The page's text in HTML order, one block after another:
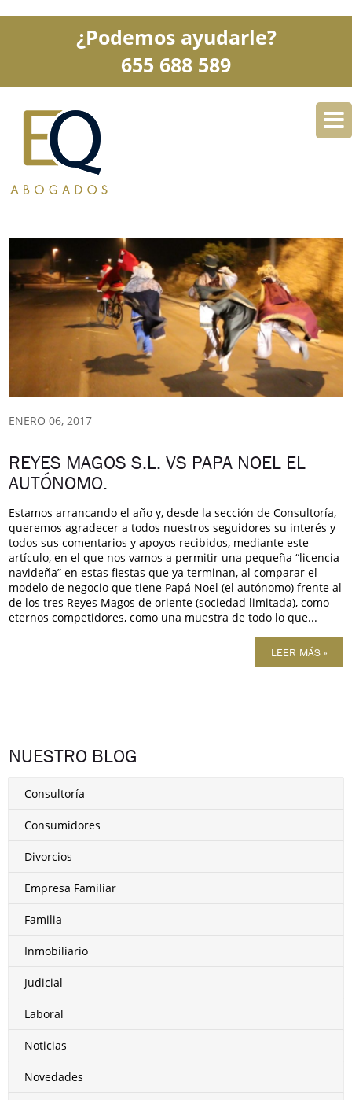
¿Podemos ayudarle?
655 688 589
SERVICIOS
BLOG CONTACTO
ENERO 06, 2017
REYES MAGOS S.L. VS PAPA NOEL EL
AUTÓNOMO.
Estamos arrancando el año y, desde la sección de Consultoría,
queremos agradecer a todos nuestros seguidores su interés y
todos sus comentarios y apoyos recibidos, mediante este
artículo, en el que nos vamos a permitir una pequeña “licencia
navideña” en estas fiestas que ya terminan, al comparar el
modelo de negocio que tiene Papá Noel (el autónomo) frente al
de los tres Reyes Magos de oriente (sociedad limitada), como
eternos competidores, como una muestra de todo lo que...
LEER MÁS »
NUESTRO BLOG
Consultoría
Consumidores
Divorcios
Empresa Familiar
Familia
Inmobiliario
Judicial
Laboral
Noticias
Novedades